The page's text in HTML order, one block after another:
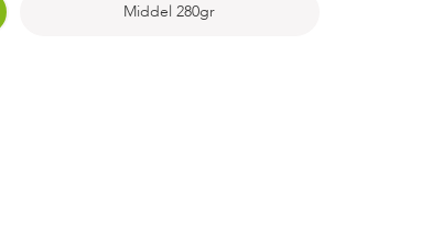
Middel 280gr